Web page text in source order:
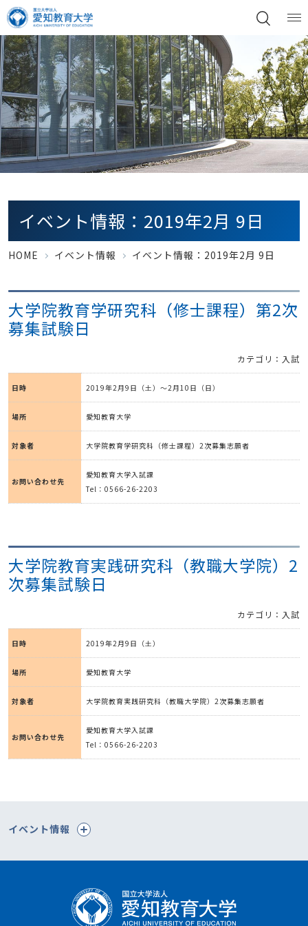
イベント情報：2019年2月 9日
HOME イベント情報 イベント情報：2019年2月 9日
大学院教育学研究科（修士課程）第2次
募集試験日
カテゴリ：入試
日時 2019年2月9日（土）～2月10日（日）
場所 愛知教育大学
対象者 大学院教育学研究科（修士課程）2次募集志願者
お問い合わせ先
愛知教育大学入試課
Tel：0566-26-2203
大学院教育実践研究科（教職大学院）2
次募集試験日
カテゴリ：入試
日時 2019年2月9日（土）
場所 愛知教育大学
対象者 大学院教育実践研究科（教職大学院）2次募集志願者
お問い合わせ先
愛知教育大学入試課
Tel：0566-26-2203
イベント情報